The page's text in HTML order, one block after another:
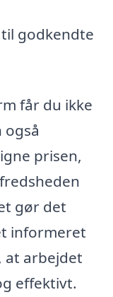
godkendte
får du ikke
også
prisen,
gør det
informeret
at arbejdet
effektivt.